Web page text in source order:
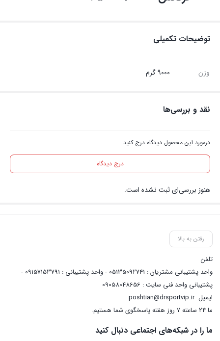
توضیحات تکمیلی
وزن 9000 گرم
نقد و بررسی‌ها
درمورد این محصول دیدگاه درج کنید.
درج دیدگاه
هنوز بررسی‌ای ثبت نشده است.
رفتن به بالا
تلفن
واحد پشتیبانی مشتریان : 05135092741 - واحد پشتیبانی : 09157153791 -
پشتیبانی واحد فنی سایت : 09058048656
ایمیلposhtian@drsportvip.ir
ما 24 ساعته 7 روز هفته پاسخگوی شما هستیم.
ما را در شبکه‌های اجتماعی دنبال کنید